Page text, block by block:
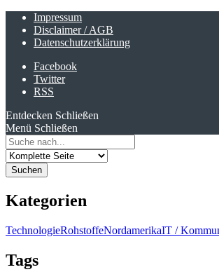
Impressum
Disclaimer / AGB
Datenschutzerklärung
Facebook
Twitter
RSS
Entdecken Schließen
Menü Schließen
Search
for:
Kategorien
TechnologieRohstoffeNordamerikaIT /
Tags